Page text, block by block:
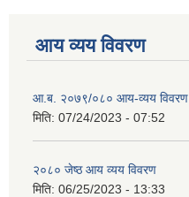
आय व्यय विवरण
आ.ब. २०७९/०८० आय-व्यय विवरण
मिति: 07/24/2023 - 07:52
२०८० जेष्ठ आय व्यय विवरण
मिति: 06/25/2023 - 13:33